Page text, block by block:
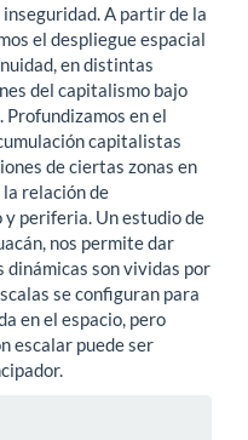
A partir de la
el despliegue espacial
en distintas
del capitalismo bajo
Profundizamos en el
capitalistas
de ciertas zonas en
relación de
periferia. Un estudio de
nos permite dar
dinámicas son vividas por
se configuran para
en el espacio, pero
escalar puede ser